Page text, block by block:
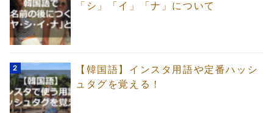
「シ」「イ」「ナ」について
【韓国語】インスタ用語や定番ハッシ
ュタグを覚える！